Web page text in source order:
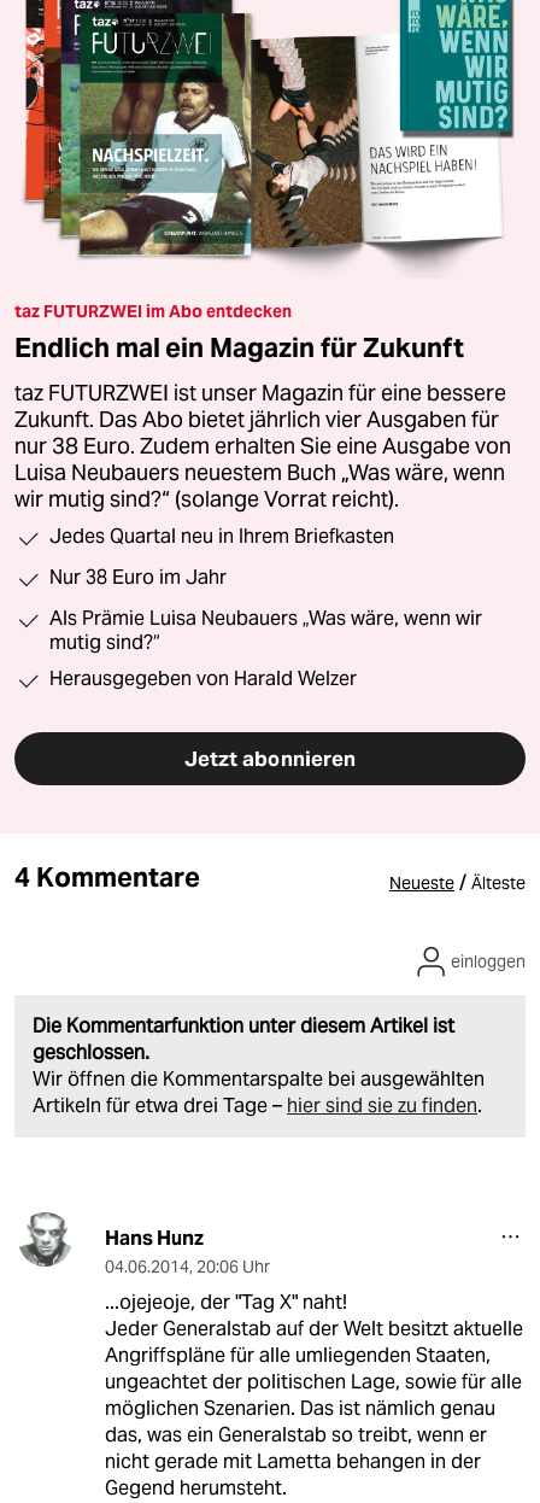
taz FUTURZWEI im Abo entdecken
Endlich mal ein Magazin für Zukunft
taz FUTURZWEI ist unser Magazin für eine bessere
Zukunft. Das Abo bietet jährlich vier Ausgaben für
nur 38 Euro. Zudem erhalten Sie eine Ausgabe von
Luisa Neubauers neuestem Buch „Was wäre, wenn
wir mutig sind?“ (solange Vorrat reicht).
Jedes Quartal neu in Ihrem Briefkasten
Nur 38 Euro im Jahr
Als Prämie Luisa Neubauers „Was wäre, wenn wir
mutig sind?“
Herausgegeben von Harald Welzer
Jetzt abonnieren
4 Kommentare Neueste / Älteste
Die Kommentarfunktion unter diesem Artikel ist
geschlossen.
Wir öffnen die Kommentarspalte bei ausgewählten
Artikeln für etwa drei Tage – hier sind sie zu finden.
einloggen
Hans Hunz
04.06.2014, 20:06 Uhr
...ojejeoje, der "Tag X" naht!
Jeder Generalstab auf der Welt besitzt aktuelle
Angriffspläne für alle umliegenden Staaten,
ungeachtet der politischen Lage, sowie für alle
möglichen Szenarien. Das ist nämlich genau
das, was ein Generalstab so treibt, wenn er
nicht gerade mit Lametta behangen in der
Gegend herumsteht.